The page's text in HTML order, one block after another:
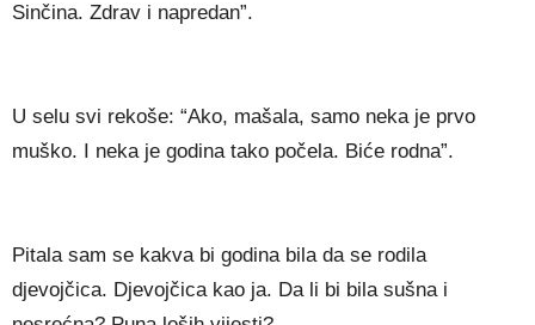
Sinčina. Zdrav i napredan”.
U selu svi rekoše: “Ako, mašala, samo neka je prvo
muško. I neka je godina tako počela. Biće rodna”.
Pitala sam se kakva bi godina bila da se rodila
djevojčica. Djevojčica kao ja. Da li bi bila sušna i